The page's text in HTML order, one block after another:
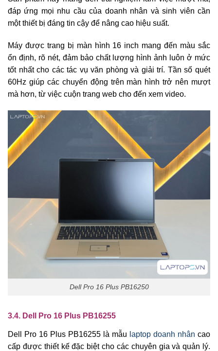
đáp ứng mọi nhu cầu của doanh nhân và sinh viên cần
một thiết bị đáng tin cậy để nâng cao hiệu suất.
Máy được trang bị màn hình 16 inch mang đến màu sắc
ổn định, rõ nét, đảm bảo chất lượng hình ảnh luôn ở mức
tốt nhất cho các tác vụ văn phòng và giải trí. Tần số quét
60Hz giúp các chuyển động trên màn hình trở nên mượt
mà hơn, từ việc cuộn trang web cho đến xem video.
Dell Pro 16 Plus PB16250
3.4. Dell Pro 16 Plus PB16255
Dell Pro 16 Plus PB16255 là mẫu laptop doanh nhân cao
cấp được thiết kế đặc biệt cho các chuyên gia và quản lý.